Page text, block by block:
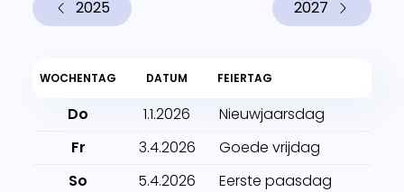
2025 2027
WOCHENTAG DATUM FEIERTAG
Do 1.1.2026
Nieuwjaarsdag
Fr
3.4.2026
Goede vrijdag
So
5.4.2026
Eerste paasdag